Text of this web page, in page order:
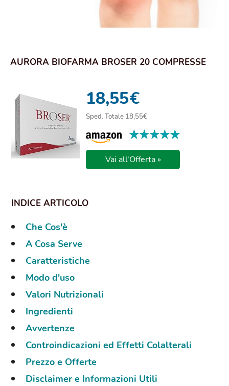
AURORA BIOFARMA BROSER 20 COMPRESSE
18,55€
Sped. Totale 18,55€
★★★★★
★★★★★
Vai all'Offerta »
Che Cos'è
A Cosa Serve
Caratteristiche
Modo d'uso
Valori Nutrizionali
Ingredienti
Avvertenze
Controindicazioni ed Effetti Colalterali
Prezzo e Offerte
Disclaimer e Informazioni Utili